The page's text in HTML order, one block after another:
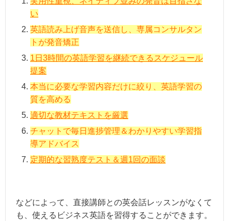
い
英語読み上げ音声を送信し、専属コンサルタン
トが発音矯正
1日3時間の英語学習を継続できるスケジュール
提案
本当に必要な学習内容だけに絞り、英語学習の
質を高める
適切な教材テキストを厳選
チャットで毎日進捗管理＆わかりやすい学習指
導アドバイス
定期的な習熟度テスト＆週1回の面談
などによって、直接講師との英会話レッスンがなくて
も、使えるビジネス英語を習得することができます。